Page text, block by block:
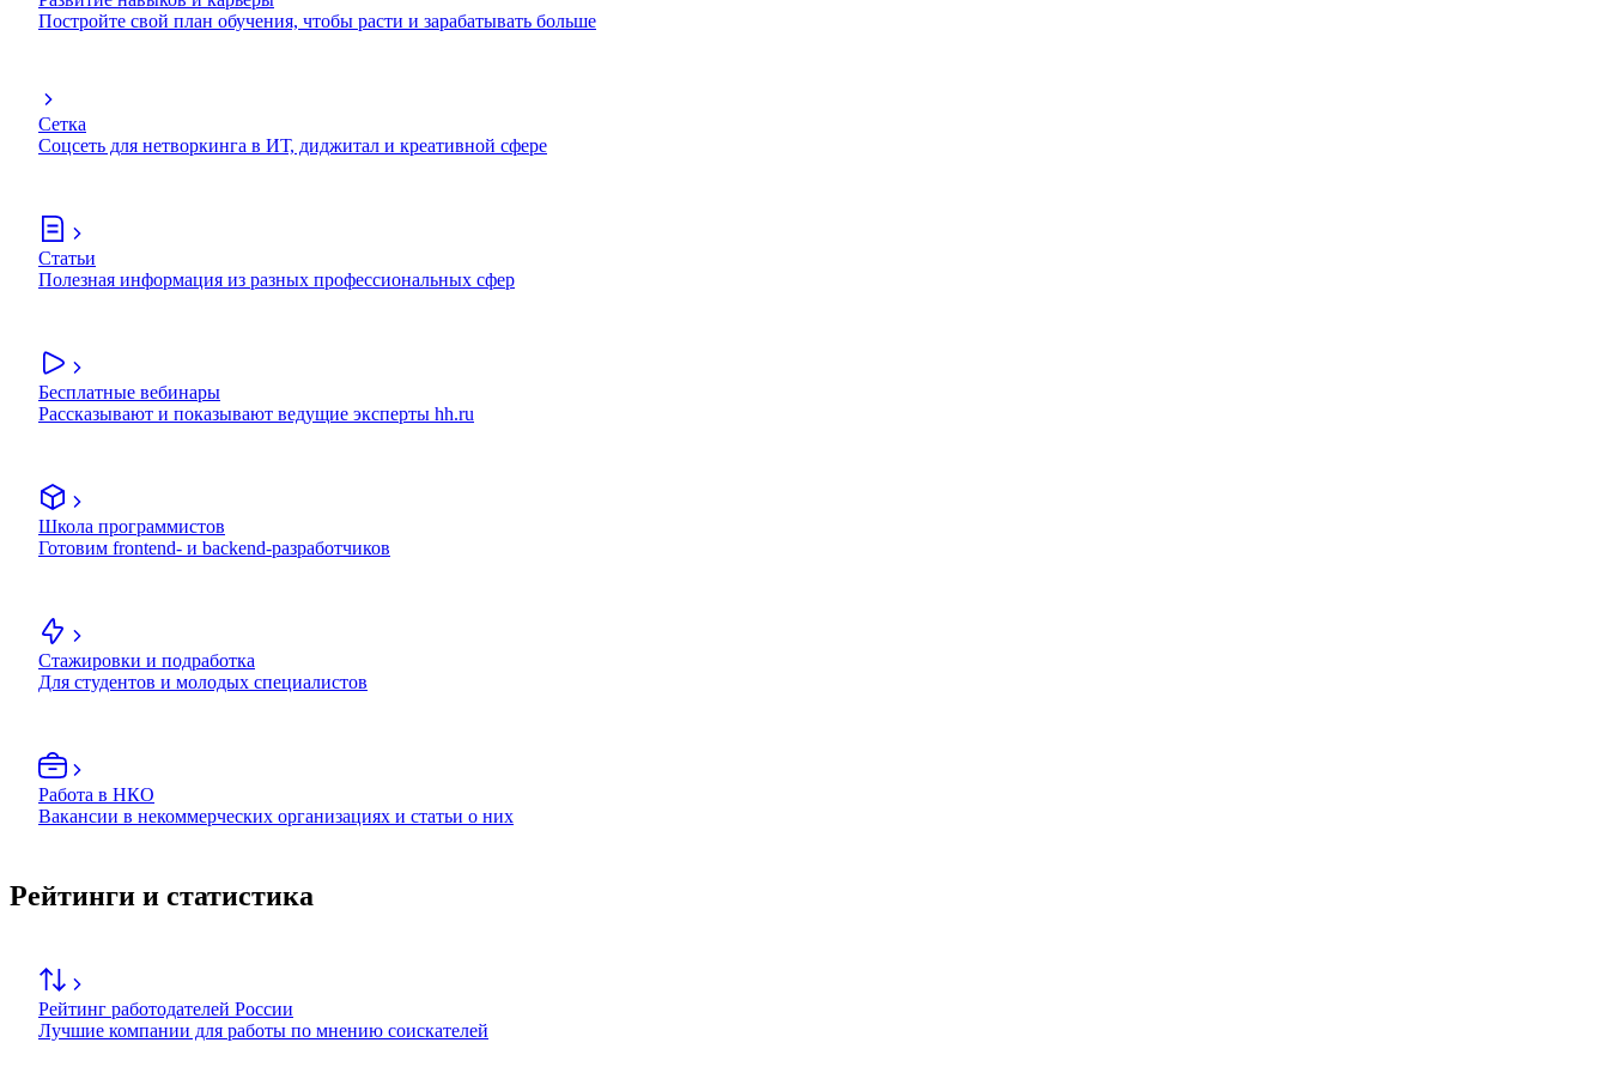
Постройте свой план обучения, чтобы расти и зарабатывать больше
Сетка
Соцсеть для нетворкинга в ИТ, диджитал и креативной сфере
Статьи
Полезная информация из разных профессиональных сфер
Бесплатные вебинары
Рассказывают и показывают ведущие эксперты hh.ru
Школа программистов
Готовим frontend- и backend-разработчиков
Стажировки и подработка
Для студентов и молодых специалистов
Работа в НКО
Вакансии в некоммерческих организациях и статьи о них
Рейтинги и статистика
Рейтинг работодателей России
Лучшие компании для работы по мнению соискателей